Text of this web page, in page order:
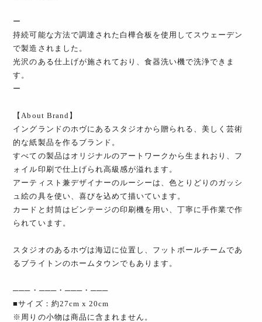
ー
持続可能な方法で調達された白樺合板を使用してスウェーデン
で製造されました。
光沢のある仕上げが施されており、食器洗い機で洗浄できま
す。
ー
【About Brand】
イングランドのホヴにあるスタジオから贈られる、美しく芸術
的な紙製品を作るブランド。
すべての製品はオリジナルのアートワークから生まれおり、フ
ォイル印刷で仕上げられ高級感が溢れます。
アーティスト兼デザイナーのルーシーは、色とりどりのガッシ
ュ絵の具を使い、喜びを込めて描いています。
カードと封筒はビンテージの印刷機を用い、丁寧に手作業で作
られています。
スタジオのあるホヴは海辺に位置し、フットボールチームであ
るブライトンのホームタウンでもあります。
───・───・───・───
■サイズ：約27cm x 20cm
※周りの小物は商品に含まれません。